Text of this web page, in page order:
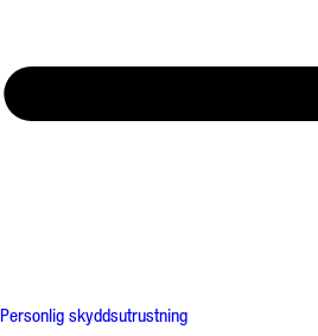
Personlig skyddsutrustning